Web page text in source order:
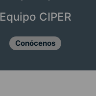
Equipo CIPER
Conócenos